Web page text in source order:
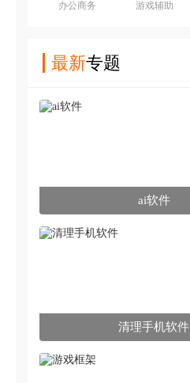
办公商务 游戏辅助
最新专题
ai软件
清理手机软件